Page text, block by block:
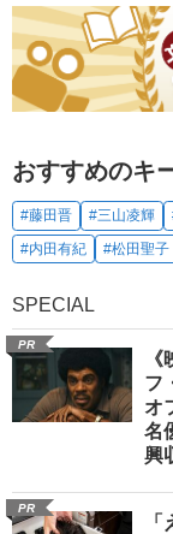
おすすめのキ
#藤田晋 #三山凌輝
#内田有紀
#松田聖子
SPECIAL
PR
フ
オ
名
興
PR